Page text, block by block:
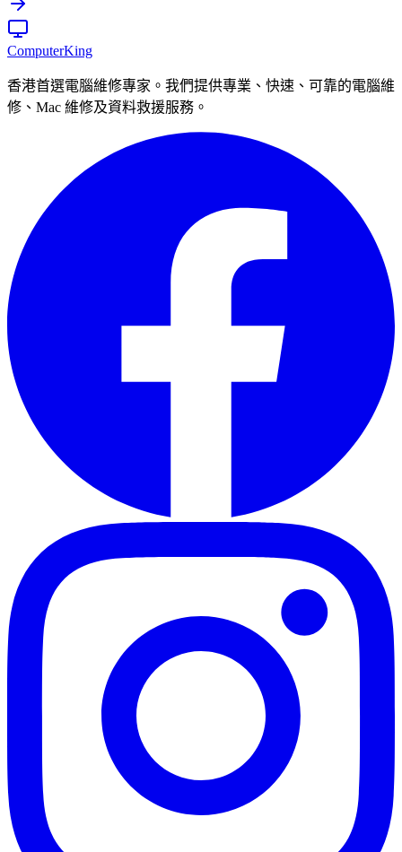
ComputerKing
香港首選電腦維修專家。我們提供專業、快速、可靠的電腦維
修、Mac 維修及資料救援服務。